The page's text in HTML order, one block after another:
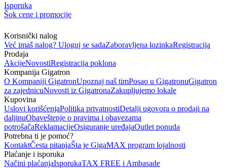
Isporuka
Šok cene i promocije
Korisnički nalog
Već imaš nalog? Uloguj se sadaZaboravljena lozinkaRegistracija
Prodaja
AkcijeNovostiRegistracija poklona
Kompanija Gigatron
O Kompaniji GigatronUpoznaj naš timPosao u GigatronuGigatron
za zajednicuNovosti iz GigatronaZakupljujemo lokale
Kupovina
Uslovi korišćenjaPolitika privatnostiDetalji ugovora o prodaji na
daljinuObaveštenje o pravima i obavezama
potrošačaReklamacijeOsiguranje uređajaOutlet ponuda
Potrebna ti je pomoć?
KontaktČesta pitanjaŠta je GigaMAX program lojalnosti
Plaćanje i isporuka
Načini plaćanjaIsporukaTAX FREE i Ambasade